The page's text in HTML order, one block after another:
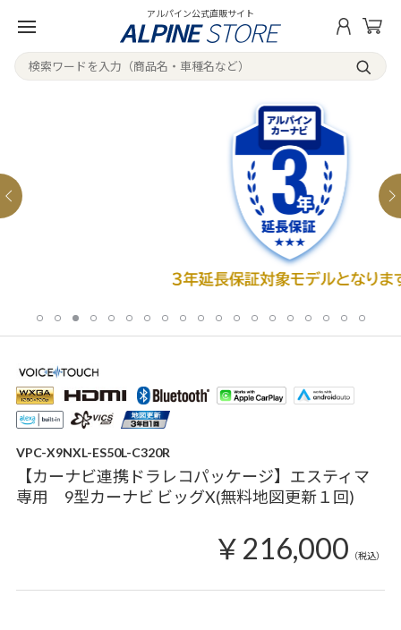
アルパイン公式直販サイト
VPC-X9NXL-ES50L-C320R
【カーナビ連携ドラレコパッケージ】エスティマ
専用 9型カーナビ ビッグX(無料地図更新１回)
￥216,000 （税込）